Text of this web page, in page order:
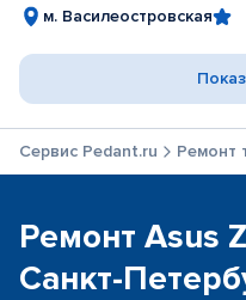
м. Василеостровская
Сервис Pedant.ru Ремонт
Ремонт Asus
Санкт-